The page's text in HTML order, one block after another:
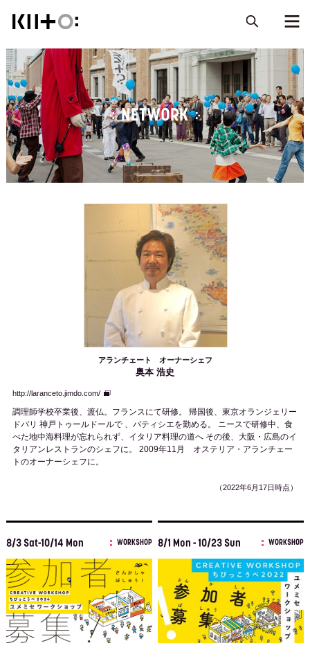
NETWORK
アランチェート オーナーシェフ
奥本 浩史
http://laranceto.jimdo.com/
調理師学校卒業後、渡仏。フランスにて研修。 帰国後、東京オランジェリー
ドパリ 神戸トゥールドールで 、パティシエを勤める。 ニースで研修中、食
べた地中海料理が忘れられず、イタリア料理の道へ その後、大阪・広島のイ
タリアンレストランのシェフに。 2009年11月 オステリア・アランチェー
トのオーナーシェフに。
（2022年6月17日時点）
8/3 Sat-10/14 Mon WORKSHOP 8/1 Mon - 10/23 Sun WORKSHOP